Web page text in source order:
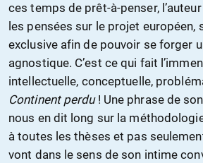
ces temps de prêt-à-penser,
les pensées sur le projet européen,
exclusive afin de pouvoir se forger
agnostique. C’est ce qui fait
intellectuelle, conceptuelle,
Continent perdu! Une phrase de
nous en dit long sur la
à toutes les thèses et pas
vont dans le sens de son intime